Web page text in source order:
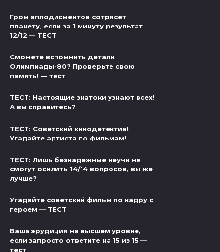
Гром аплодисментов сотрясет
планету, если за 1 минуту результат
12/12 — ТЕСТ
Сможете вспомнить детали
Олимпиады-80? Проверьте свою
память! — тест
ТЕСТ: Настоящие знатоки узнают всех!
А вы справитесь?
ТЕСТ: Советский кинодетектив!
Угадайте артиста по фильмам!
ТЕСТ: Лишь безнадежные неучи не
смогут осилить 14/14 вопросов, вы же
лучше?
Угадайте советский фильм по кадру с
героем — ТЕСТ
Ваша эрудиция на высшем уровне,
если запросто ответите на 15 из 15 —
тест